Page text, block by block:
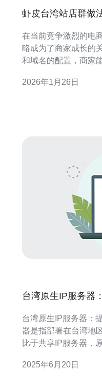
虾皮台湾站店群做
在当前竞争激烈的电
略成为了商家成长的
和域名的配置，商家
务提供商，如德讯电
2026年1月26日
台湾原生IP服务器
台湾原生IP服务器：提供可靠
器是指部署在台湾地
比于共享IP服务器，
务器拥有稳定的网络
2025年6月20日